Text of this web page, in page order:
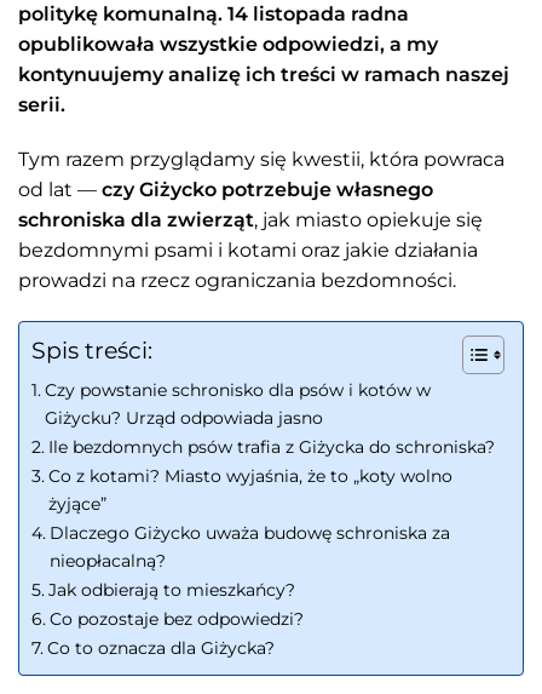
politykę komunalną. 14 listopada radna
opublikowała wszystkie odpowiedzi, a my
kontynuujemy analizę ich treści w ramach naszej
serii.
Tym razem przyglądamy się kwestii, która powraca
od lat — czy Giżycko potrzebuje własnego
schroniska dla zwierząt, jak miasto opiekuje się
bezdomnymi psami i kotami oraz jakie działania
prowadzi na rzecz ograniczania bezdomności.
Spis treści:
Czy powstanie schronisko dla psów i kotów w
Giżycku? Urząd odpowiada jasno
Ile bezdomnych psów trafia z Giżycka do schroniska?
Co z kotami? Miasto wyjaśnia, że to „koty wolno
żyjące”
Dlaczego Giżycko uważa budowę schroniska za
nieopłacalną?
Jak odbierają to mieszkańcy?
Co pozostaje bez odpowiedzi?
Co to oznacza dla Giżycka?